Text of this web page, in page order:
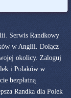
Serwis Randkowy
w Anglii. Dołącz
okolicy. Zaloguj
i Polaków w
bezpłatną
Randka dla Polek